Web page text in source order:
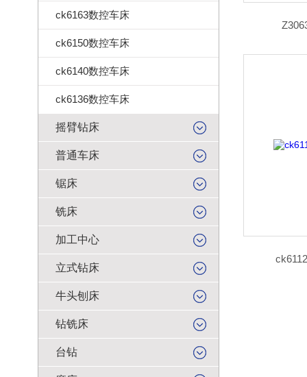
ck6163数控车床
ck6150数控车床
ck6140数控车床
ck6136数控车床
摇臂钻床
普通车床
锯床
铣床
加工中心
立式钻床
牛头刨床
钻铣床
台钻